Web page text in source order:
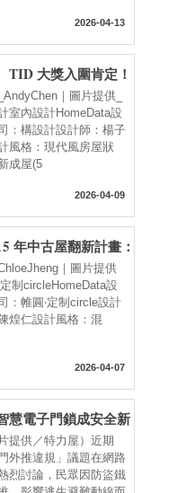
2026-04-13
TID 大獎入圍肯定！
美綠洲，構設計以
間
｜圖片提供_
室內設計HomeData設
：構設計設計師：楊子
風格：現代風房屋狀
成屋(5
2026-04-09
年中古屋翻新計畫：
預算內擁抱理想混
｜圖片提供
定制circleHomeData設
：帷圓‧定制circle設計
煌仁設計風格：混
2026-04-07
慧電子門鎖成安全新
片提供／特力屋）近期
門外推違規」議題在網路
烈討論，民眾因防盜鐵